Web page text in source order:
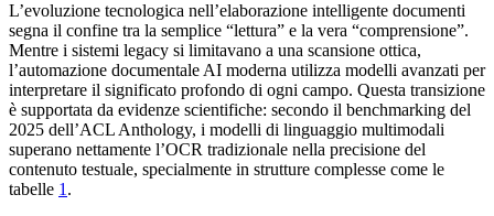
L’evoluzione tecnologica nell’elaborazione intelligente documenti
segna il confine tra la semplice “lettura” e la vera “comprensione”.
Mentre i sistemi legacy si limitavano a una scansione ottica,
l’automazione documentale AI moderna utilizza modelli avanzati per
interpretare il significato profondo di ogni campo. Questa transizione
è supportata da evidenze scientifiche: secondo il benchmarking del
2025 dell’ACL Anthology, i modelli di linguaggio multimodali
superano nettamente l’OCR tradizionale nella precisione del
contenuto testuale, specialmente in strutture complesse come le
tabelle 1.